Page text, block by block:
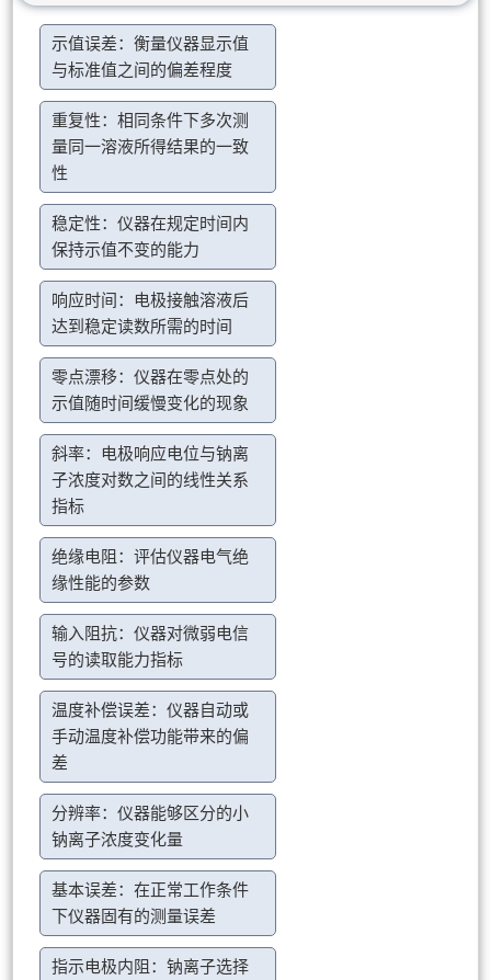
示值误差：衡量仪器显示值
与标准值之间的偏差程度
重复性：相同条件下多次测
量同一溶液所得结果的一致
性
稳定性：仪器在规定时间内
保持示值不变的能力
响应时间：电极接触溶液后
达到稳定读数所需的时间
零点漂移：仪器在零点处的
示值随时间缓慢变化的现象
斜率：电极响应电位与钠离
子浓度对数之间的线性关系
指标
绝缘电阻：评估仪器电气绝
缘性能的参数
输入阻抗：仪器对微弱电信
号的读取能力指标
温度补偿误差：仪器自动或
手动温度补偿功能带来的偏
差
分辨率：仪器能够区分的小
钠离子浓度变化量
基本误差：在正常工作条件
下仪器固有的测量误差
指示电极内阻：钠离子选择